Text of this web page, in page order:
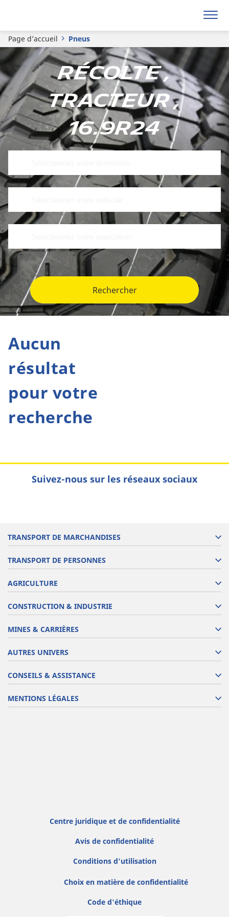
Page d’accueil Pneus
Récolte ,
Tracteur ,
16.9R24
Rechercher
Aucun
résultat
pour votre
recherche
Suivez-nous sur les réseaux sociaux
TRANSPORT DE MARCHANDISES
TRANSPORT DE PERSONNES
AGRICULTURE
CONSTRUCTION & INDUSTRIE
MINES & CARRIÈRES
AUTRES UNIVERS
CONSEILS & ASSISTANCE
MENTIONS LÉGALES
Centre juridique et de confidentialité
Avis de confidentialité
Conditions d'utilisation
Choix en matière de confidentialité
Code d'éthique